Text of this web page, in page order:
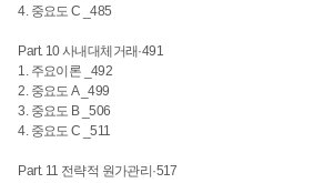
4. 중요도 C _485
Part. 10 사내대체거래·491
1. 주요이론 _492
2. 중요도 A _499
3. 중요도 B _506
4. 중요도 C _511
Part. 11 전략적 원가관리·517